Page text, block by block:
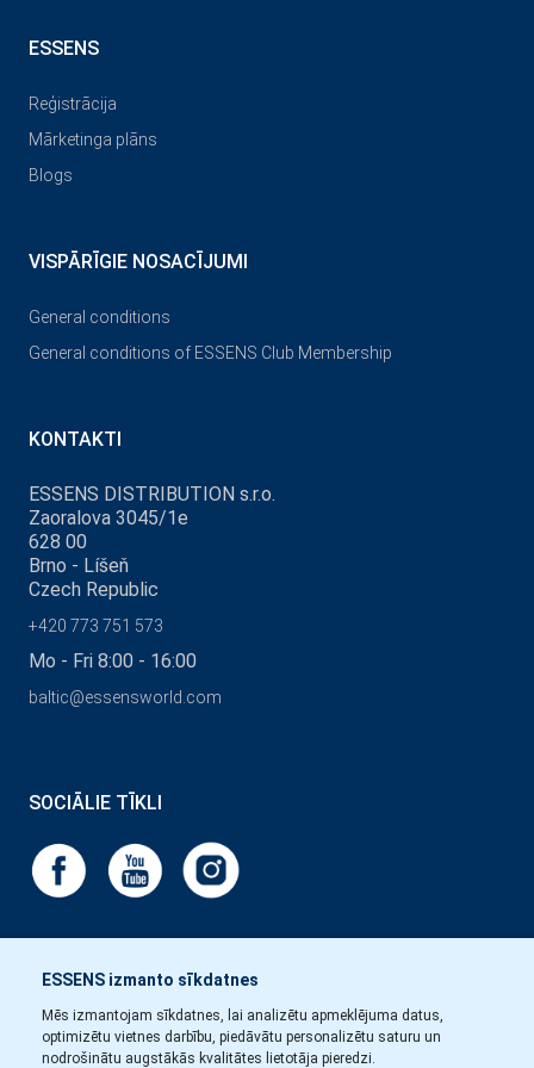
ESSENS izmanto sīkdatnes
Mēs izmantojam sīkdatnes, lai analizētu apmeklējuma datus,
optimizētu vietnes darbību, piedāvātu personalizētu saturu un
nodrošinātu augstākās kvalitātes lietotāja pieredzi.
ESSENS
Reģistrācija
Mārketinga plāns
Blogs
VISPĀRĪGIE NOSACĪJUMI
General conditions
General conditions of ESSENS Club Membership
KONTAKTI
ESSENS DISTRIBUTION s.r.o.
Zaoralova 3045/1e
628 00
Brno - Líšeň
Czech Republic
+420 773 751 573
Mo - Fri 8:00 - 16:00
baltic@essensworld.com
SOCIĀLIE TĪKLI